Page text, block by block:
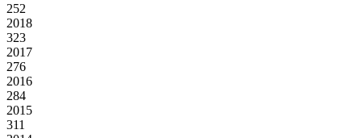
252
2018
323
2017
276
2016
284
2015
311